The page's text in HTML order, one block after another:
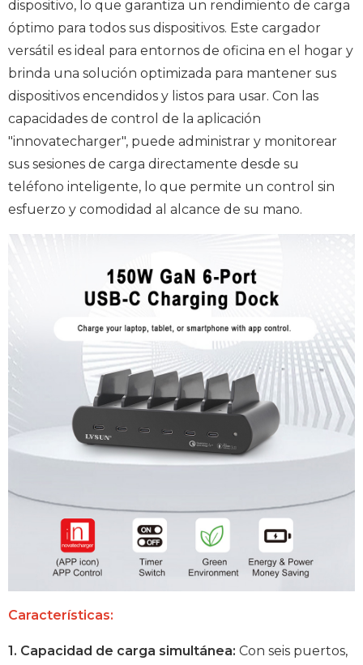
dispositivo, lo que garantiza un rendimiento de carga
óptimo para todos sus dispositivos. Este cargador
versátil es ideal para entornos de oficina en el hogar y
brinda una solución optimizada para mantener sus
dispositivos encendidos y listos para usar. Con las
capacidades de control de la aplicación
"innovatecharger", puede administrar y monitorear
sus sesiones de carga directamente desde su
teléfono inteligente, lo que permite un control sin
esfuerzo y comodidad al alcance de su mano.
Características:
1. Capacidad de carga simultánea: Con seis puertos,